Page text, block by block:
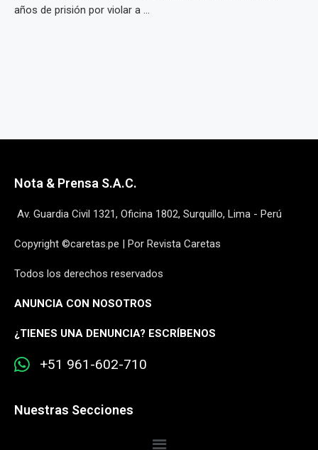
años de prisión por violar a ...
Nota & Prensa S.A.C.
Av. Guardia Civil 1321, Oficina 1802, Surquillo, Lima - Perú
Copyright ©caretas.pe | Por Revista Caretas
Todos los derechos reservados
ANUNCIA CON NOSOTROS
¿TIENES UNA DENUNCIA? ESCRÍBENOS
+51 961-602-710
Nuestras Secciones